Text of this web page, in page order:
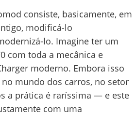
consiste, basicamente, em
modificá-lo
lo. Imagine ter um
com toda a mecânica e
moderno. Embora isso
mundo dos carros, no setor
a prática é raríssima — e este
com uma